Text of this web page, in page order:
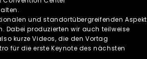
und standortübergreifenden Aspekt
Dabei produzierten wir auch teilweise
kurze Videos, die den Vortag
für die erste Keynote des nächsten